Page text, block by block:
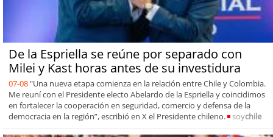
De la Espriella se reúne por separado con
Milei y Kast horas antes de su investidura
07-08 "Una nueva etapa comienza en la relación entre Chile y Colombia.
Me reuní con el Presidente electo Abelardo de la Espriella y coincidimos
en fortalecer la cooperación en seguridad, comercio y defensa de la
democracia en la región”, escribió en X el Presidente chileno.
soychile